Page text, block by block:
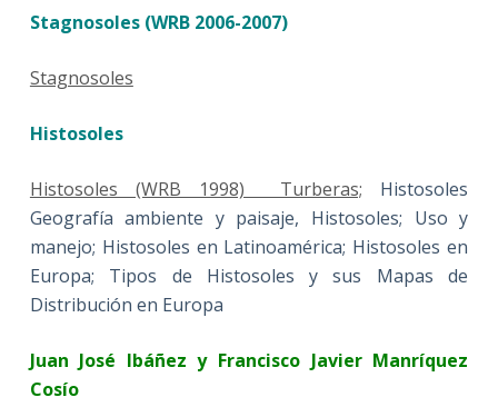
Stagnosoles (WRB 2006-2007)
Stagnosoles
Histosoles
Histosoles (WRB 1998) Turberas; Histosoles
Geografía ambiente y paisaje, Histosoles; Uso y
manejo; Histosoles en Latinoamérica; Histosoles en
Europa; Tipos de Histosoles y sus Mapas de
Distribución en Europa
Juan José Ibáñez y Francisco Javier Manríquez
Cosío